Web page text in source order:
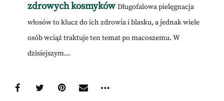
zdrowych kosmyków Długofalowa pielęgnacja
włosów to klucz do ich zdrowia i blasku, a jednak wiele
osób wciąż traktuje ten temat po macoszemu. W
dzisiejszym...